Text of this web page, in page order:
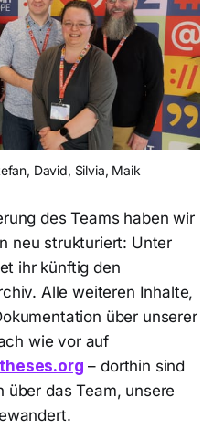
David, Silvia, Maik
des Teams haben wir
neu strukturiert: Unter
ihr künftig den
Alle weiteren Inhalte,
über unserer
wie vor auf
– dorthin sind
das Team, unsere